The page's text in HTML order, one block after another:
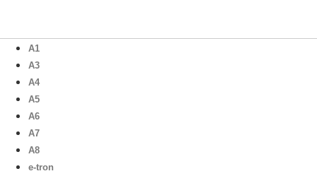
A1
A3
A4
A5
A6
A7
A8
e-tron